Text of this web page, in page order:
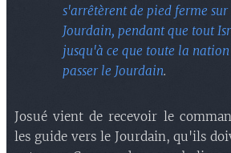
s'arrêtèrent de pied ferme
Jourdain, pendant que tout
jusqu'à ce que toute la nation
passer le Jourdain.
Josué vient de recevoir le
les guide vers le Jourdain, qu'ils